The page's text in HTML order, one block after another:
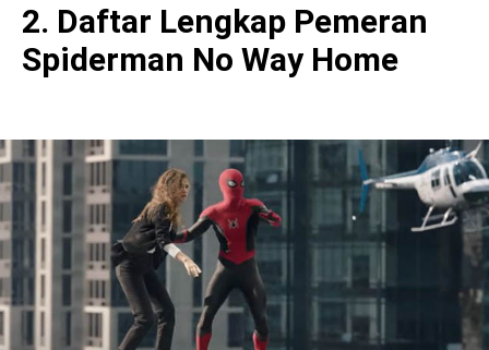
2. Daftar Lengkap Pemeran
Spiderman No Way Home